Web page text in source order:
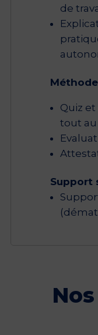
de
Quiz
tout
Support